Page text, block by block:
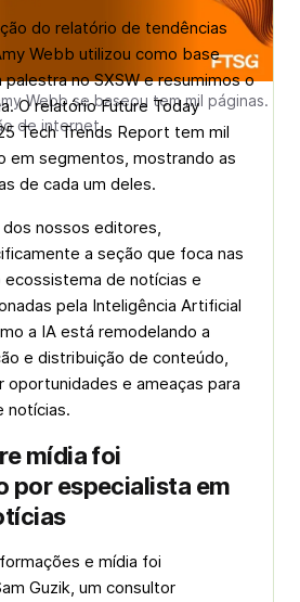
Webb se baseou tem mil páginas.
de internet
do relatório de tendências
Webb utilizou como base
palestra no SXSW e resumimos o
O relatório Future Today
Tech Trends Report tem mil
em segmentos, mostrando as
de cada um deles.
dos nossos editores,
a seção que foca nas
de notícias e
pela Inteligência Artificial
a IA está remodelando a
e distribuição de conteúdo,
oportunidades e ameaças para
notícias.
mídia foi
por especialista em
e mídia foi
Guzik, um consultor